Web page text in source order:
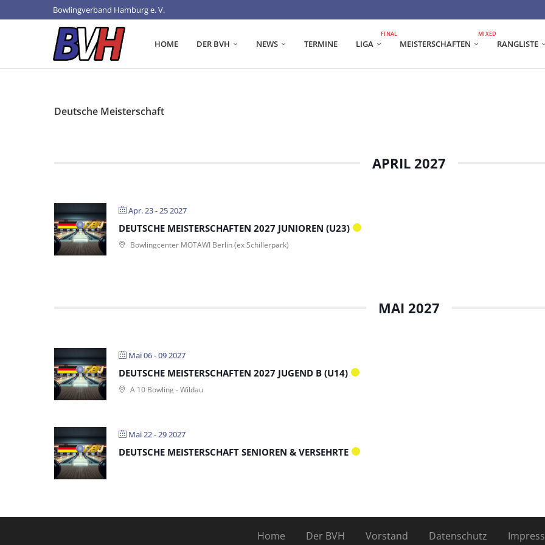
Bowlingverband Hamburg e. V.
HOME DER BVH NEWS TERMINE LIGA
FINAL
MEISTERSCHAFTEN
MIXED
RANGLISTE
Deutsche Meisterschaft
APRIL 2027
Apr. 23 - 25 2027
DEUTSCHE MEISTERSCHAFTEN 2027 JUNIOREN (U23)
Bowlingcenter MOTAWI Berlin (ex Schillerpark)
MAI 2027
Mai 06 - 09 2027
DEUTSCHE MEISTERSCHAFTEN 2027 JUGEND B (U14)
A 10 Bowling - Wildau
Mai 22 - 29 2027
DEUTSCHE MEISTERSCHAFT SENIOREN & VERSEHRTE
Home Der BVH Vorstand Datenschutz